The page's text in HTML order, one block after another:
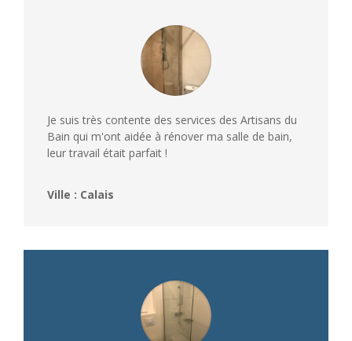
Je suis très contente des services des Artisans du
Bain qui m'ont aidée à rénover ma salle de bain,
leur travail était parfait !
Ville : Calais